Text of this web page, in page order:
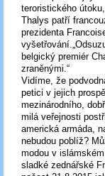
teroristického
Thalys patří
prezidenta
belgický premiér
zraněnými.“
Vidíme, že
petici v jejich
mezinárodního,
milá veřejnosti
americká armáda,
nebudou poblíž?
modou v
sladké zednářské